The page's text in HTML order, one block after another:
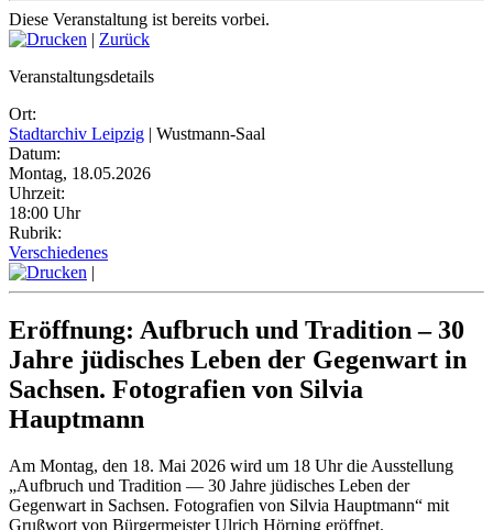
Diese Veranstaltung ist bereits vorbei.
| Zurück
Veranstaltungsdetails
Ort:
Stadtarchiv Leipzig | Wustmann-Saal
Datum:
Montag, 18.05.2026
Uhrzeit:
18:00 Uhr
Rubrik:
Verschiedenes
|
Eröffnung: Aufbruch und Tradition – 30
Jahre jüdisches Leben der Gegenwart in
Sachsen. Fotografien von Silvia
Hauptmann
Am Montag, den 18. Mai 2026 wird um 18 Uhr die Ausstellung
„Aufbruch und Tradition — 30 Jahre jüdisches Leben der
Gegenwart in Sachsen. Fotografien von Silvia Hauptmann“ mit
Grußwort von Bürgermeister Ulrich Hörning eröffnet.